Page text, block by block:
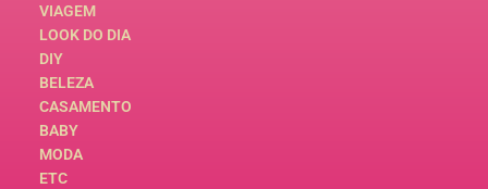
VIAGEM
LOOK DO DIA
DIY
BELEZA
CASAMENTO
BABY
MODA
ETC